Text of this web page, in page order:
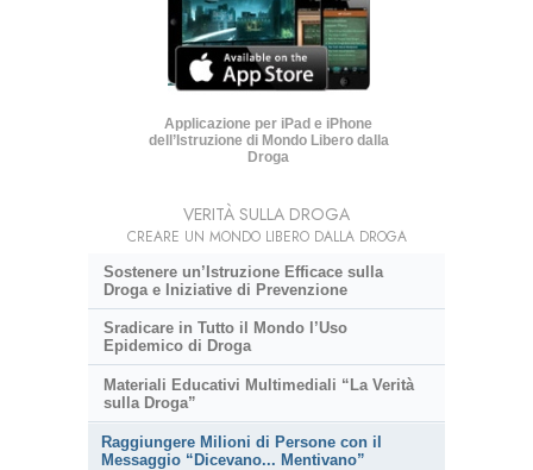
Applicazione per iPad e iPhone
dell’Istruzione di Mondo Libero dalla
Droga
VERITÀ SULLA DROGA
CREARE UN MONDO LIBERO DALLA DROGA
Sostenere un’Istruzione Efficace sulla
Droga e Iniziative di Prevenzione
Sradicare in Tutto il Mondo l’Uso
Epidemico di Droga
Materiali Educativi Multimediali “La Verità
sulla Droga”
Raggiungere Milioni di Persone con il
Messaggio “Dicevano... Mentivano”